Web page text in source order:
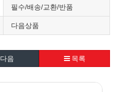
필수/배송/교환/반품
다음상품
다음 목록